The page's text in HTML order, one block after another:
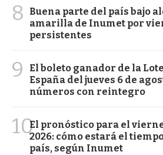
8
Buena parte del país bajo
amarilla de Inumet por
persistentes
9
El boleto ganador de la
España del jueves 6 de
números con reintegro
10El pronóstico para el
2026: cómo estará el
país, según Inumet